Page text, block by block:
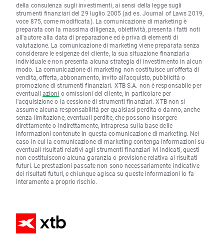
della consulenza sugli investimenti, ai sensi della legge sugli
strumenti finanziari del 29 luglio 2005 (ad es. Journal of Laws 2019,
voce 875, come modificata). La comunicazione di marketing è
preparata con la massima diligenza, obiettività, presenta i fatti noti
all'autore alla data di preparazione ed è priva di elementi di
valutazione. La comunicazione di marketing viene preparata senza
considerare le esigenze del cliente, la sua situazione finanziaria
individuale e non presenta alcuna strategia di investimento in alcun
modo. La comunicazione di marketing non costituisce un'offerta di
vendita, offerta, abbonamento, invito all'acquisto, pubblicità o
promozione di strumenti finanziari. XTB S.A. non è responsabile per
eventuali azioni o omissioni del cliente, in particolare per
l'acquisizione o la cessione di strumenti finanziari. XTB non si
assume alcuna responsabilità per qualsiasi perdita o danno, anche
senza limitazione, eventuali perdite, che possono insorgere
direttamente o indirettamente, intrapresa sulla base delle
informazioni contenute in questa comunicazione di marketing. Nel
caso in cui la comunicazione di marketing contenga informazioni su
eventuali risultati relativi agli strumenti finanziari ivi indicati, questi
non costituiscono alcuna garanzia o previsione relativa ai risultati
futuri. Le prestazioni passate non sono necessariamente indicative
dei risultati futuri, e chiunque agisca su queste informazioni lo fa
interamente a proprio rischio.